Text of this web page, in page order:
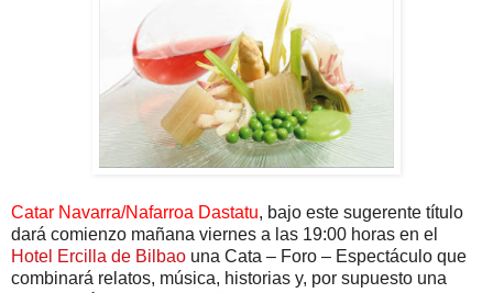
Catar Navarra/Nafarroa Dastatu, bajo este sugerente título
dará comienzo mañana viernes a las 19:00 horas en el
Hotel Ercilla de Bilbao una Cata – Foro – Espectáculo que
combinará relatos, música, historias y, por supuesto una